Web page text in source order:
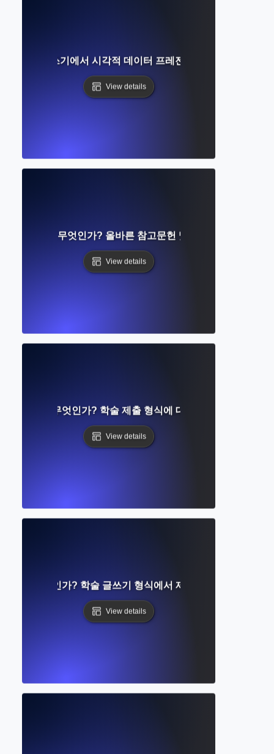
? 학술 글쓰기에서 시각적 데이터 프레젠테이션에 대한 완벽
View details
Indent란 무엇인가? 올바른 참고문헌 및 서지 형식 가이드
View details
플릿이란 무엇인가? 학술 제출 형식에 대한 완벽한 가이드
View details
드란 무엇인가? 학술 글쓰기 형식에서 제목 헤더 이해하기
View details